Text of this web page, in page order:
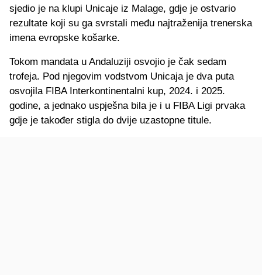
sjedio je na klupi Unicaje iz Malage, gdje je ostvario
rezultate koji su ga svrstali među najtraženija trenerska
imena evropske košarke.
Tokom mandata u Andaluziji osvojio je čak sedam
trofeja. Pod njegovim vodstvom Unicaja je dva puta
osvojila FIBA Interkontinentalni kup, 2024. i 2025.
godine, a jednako uspješna bila je i u FIBA Ligi prvaka
gdje je također stigla do dvije uzastopne titule.